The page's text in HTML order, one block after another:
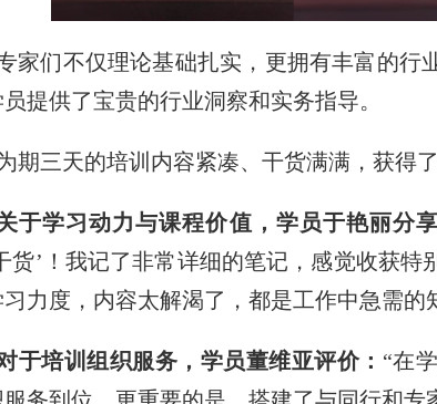
家们不仅理论基础扎实，更拥有丰富的行
提供了宝贵的行业洞察和实务指导。
期三天的培训内容紧凑、干货满满，获得
于学习动力与课程价值，学员于艳丽分享
货’！我记了非常详细的笔记，感觉收获
力度，内容太解渴了，都是工作中急需的
于培训组织服务，学员董维亚评价： “在